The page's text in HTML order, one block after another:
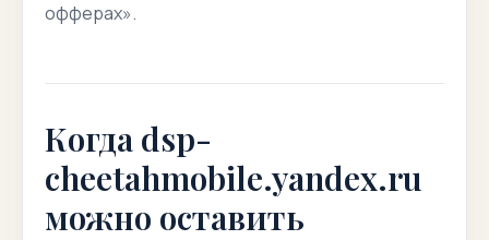
офферах».
Когда dsp-
cheetahmobile.yandex.ru
можно оставить